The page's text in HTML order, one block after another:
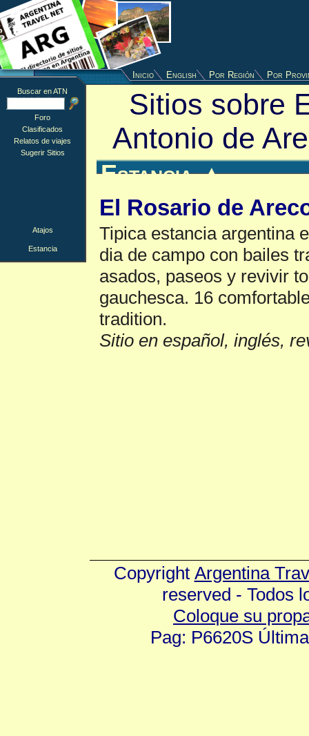
Inicio English Por Región Por
Sitios sobre
Antonio de
Estancia▲
El Rosario de
Tipica estancia argentina
dia de campo con bailes
asados, paseos y revivir
gauchesca. 16
tradition.
Sitio en español, inglés,
Buscar en ATN
Foro
Clasificados
Relatos de viajes
Sugerir Sitios
Atajos
Estancia
Copyright Argentina
reserved - Todos
Coloque su
Pag: P6620S